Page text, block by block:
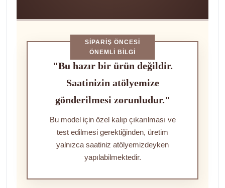
SIPARIŞ ÖNCESI
ÖNEMLI BILGI
"Bu hazır bir ürün değildir.
Saatinizin atölyemize
gönderilmesi zorunludur."
Bu model için özel kalıp çıkarılması ve
test edilmesi gerektiğinden, üretim
yalnızca saatiniz atölyemizdeyken
yapılabilmektedir.